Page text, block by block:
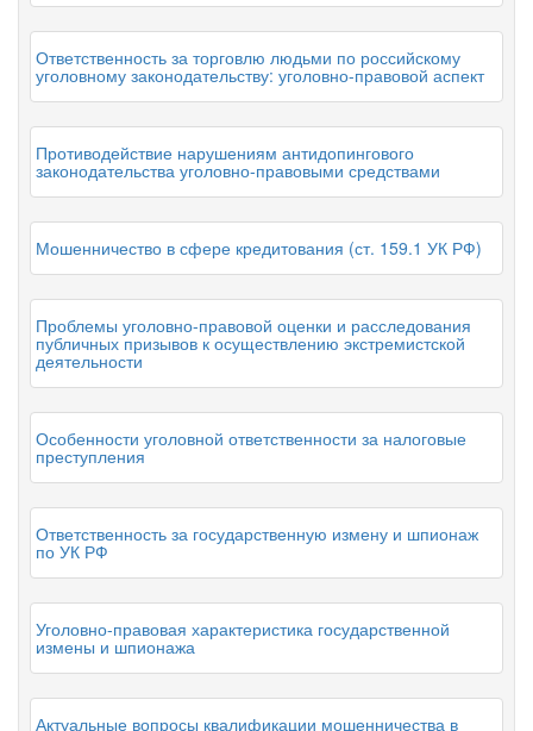
Ответственность за торговлю людьми по российскому
уголовному законодательству: уголовно-правовой аспект
Противодействие нарушениям антидопингового
законодательства уголовно-правовыми средствами
Мошенничество в сфере кредитования (ст. 159.1 УК РФ)
Проблемы уголовно-правовой оценки и расследования
публичных призывов к осуществлению экстремистской
деятельности
Особенности уголовной ответственности за налоговые
преступления
Ответственность за государственную измену и шпионаж
по УК РФ
Уголовно-правовая характеристика государственной
измены и шпионажа
Актуальные вопросы квалификации мошенничества в